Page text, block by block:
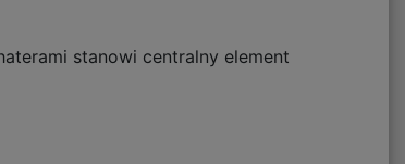
stanowi centralny element